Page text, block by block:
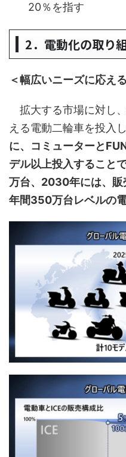
20％を指す
2．電動化の取り
＜幅広いニーズに応え
拡大する市場に対し
える電動二輪車を投入
に、コミューターと
デル以上投入すること
万台、2030年には、販
年間350万台レベルの